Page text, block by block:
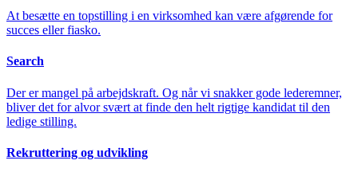
At besætte en topstilling i en virksomhed kan være afgørende for
succes eller fiasko.
Search
Der er mangel på arbejdskraft. Og når vi snakker gode lederemner,
bliver det for alvor svært at finde den helt rigtige kandidat til den
ledige stilling.
Rekruttering og udvikling